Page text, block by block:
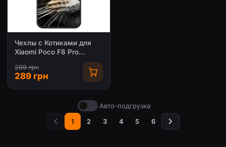
Чехлы с Котиками для
Xiaomi Poco F8 Pro
299 грн
289 грн
Авто-подгрузка
1
2 3 4 5 6